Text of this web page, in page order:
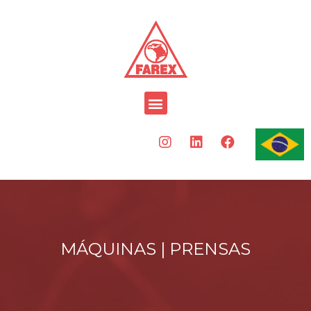
MÁQUINAS | PRENSAS